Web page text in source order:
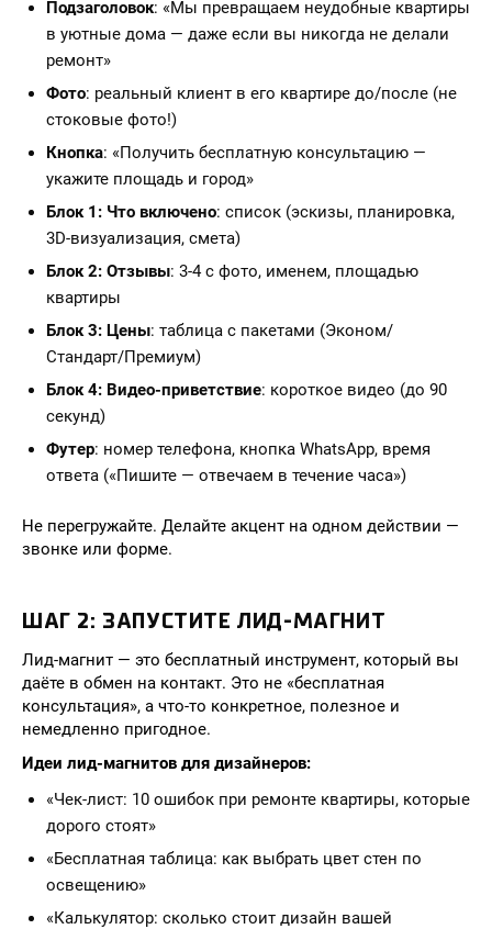
Подзаголовок: «Мы превращаем неудобные квартиры
в уютные дома — даже если вы никогда не делали
ремонт»
Фото: реальный клиент в его квартире до/после (не
стоковые фото!)
Кнопка: «Получить бесплатную консультацию —
укажите площадь и город»
Блок 1: Что включено: список (эскизы, планировка,
3D-визуализация, смета)
Блок 2: Отзывы: 3-4 с фото, именем, площадью
квартиры
Блок 3: Цены: таблица с пакетами (Эконом/
Стандарт/Премиум)
Блок 4: Видео-приветствие: короткое видео (до 90
секунд)
Футер: номер телефона, кнопка WhatsApp, время
ответа («Пишите — отвечаем в течение часа»)
Не перегружайте. Делайте акцент на одном действии —
звонке или форме.
ШАГ 2: ЗАПУСТИТЕ ЛИД-МАГНИТ
Лид-магнит — это бесплатный инструмент, который вы
даёте в обмен на контакт. Это не «бесплатная
консультация», а что-то конкретное, полезное и
немедленно пригодное.
Идеи лид-магнитов для дизайнеров:
«Чек-лист: 10 ошибок при ремонте квартиры, которые
дорого стоят»
«Бесплатная таблица: как выбрать цвет стен по
освещению»
«Калькулятор: сколько стоит дизайн вашей